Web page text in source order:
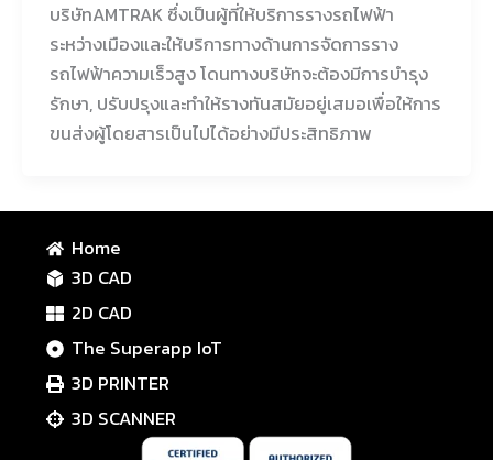
บริษัทAMTRAK ซึ่งเป็นผู้ที่ให้บริการรางรถไฟฟ้า
ระหว่างเมืองและให้บริการทางด้านการจัดการราง
รถไฟฟ้าความเร็วสูง โดนทางบริษัทจะต้องมีการบำรุง
รักษา, ปรับปรุงและทำให้รางทันสมัยอยู่เสมอเพื่อให้การ
ขนส่งผู้โดยสารเป็นไปได้อย่างมีประสิทธิภาพ
Home
3D CAD
2D CAD
The Superapp IoT
3D PRINTER
3D SCANNER